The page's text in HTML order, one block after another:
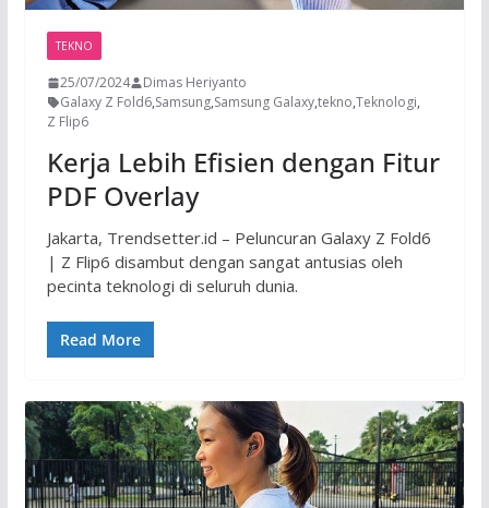
TEKNO
25/07/2024
Dimas Heriyanto
Galaxy Z Fold6,Samsung,Samsung Galaxy,tekno,Teknologi,
Z Flip6
Kerja Lebih Efisien dengan Fitur
PDF Overlay
Jakarta, Trendsetter.id – Peluncuran Galaxy Z Fold6
| Z Flip6 disambut dengan sangat antusias oleh
pecinta teknologi di seluruh dunia.
Read More